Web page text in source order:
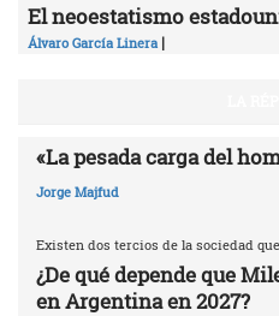
El neoestatismo
Álvaro García Linera |
«La pesada carga del
Jorge Majfud
Existen dos tercios de la sociedad
¿De qué depende que
en Argentina en 2027?